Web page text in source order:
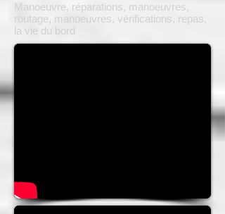
Manoeuvre, réparations, manoeuvres,
routage, manoeuvres, vérifications, repas,
la vie du bord